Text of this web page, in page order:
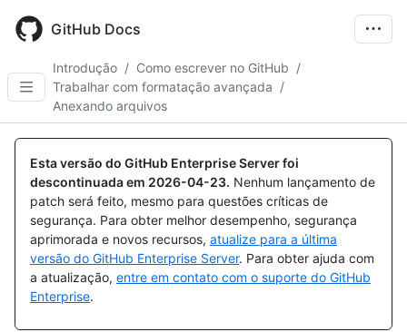
main
GitHub Docs
Introdução / Como escrever no GitHub /
Trabalhar com formatação avançada /
Anexando arquivos
Esta versão do GitHub Enterprise Server foi
descontinuada em 2026-04-23. Nenhum lançamento de
patch será feito, mesmo para questões críticas de
segurança. Para obter melhor desempenho, segurança
aprimorada e novos recursos, atualize para a última
versão do GitHub Enterprise Server. Para obter ajuda com
a atualização, entre em contato com o suporte do GitHub
Enterprise.